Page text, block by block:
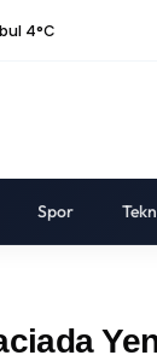
4°C
Spor